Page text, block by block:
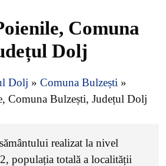
Comuna
Dolj
Dolj » Comuna Bulzești »
Comuna Bulzești, Județul Dolj
realizat la nivel
populația totală a localității